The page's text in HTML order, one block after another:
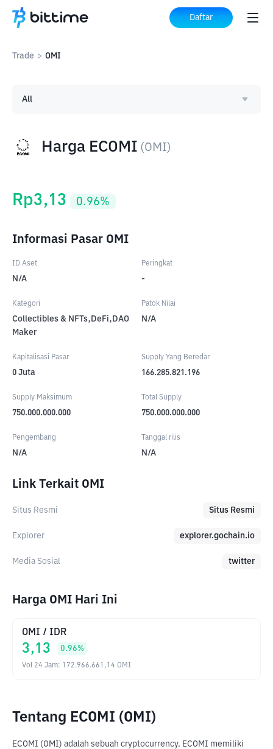
Daftar
Trade > OMI
Harga ECOMI (OMI)
All
Rp3,13 0.96%
Informasi Pasar OMI
ID Aset
N/A
Peringkat
-
Kategori
Collectibles & NFTs,DeFi,DAO
Maker
Patok Nilai
N/A
Kapitalisasi Pasar
0 Juta
Supply Yang Beredar
166.285.821.196
Supply Maksimum
750.000.000.000
Total Supply
750.000.000.000
Pengembang
N/A
Tanggal rilis
N/A
Link Terkait OMI
Situs Resmi Situs Resmi
Explorer explorer.gochain.io
Media Sosial twitter
Harga OMI Hari Ini
OMI / IDR
3,13 0.96%
Vol 24 Jam: 172.966.661,14 OMI
Tentang ECOMI (OMI)
ECOMI (OMI) adalah sebuah cryptocurrency. ECOMI memiliki